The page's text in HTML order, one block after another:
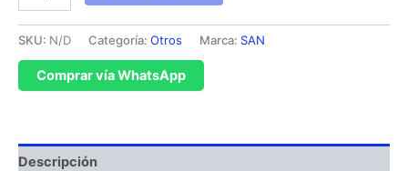
SKU: N/D Categoría: Otros Marca: SAN
Comprar vía WhatsApp
Descripción